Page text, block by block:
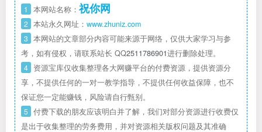
1 本网站名称： 祝你网
2 本站永久网址： www.zhuniz.com
3 本网站的文章部分内容可能来源于网络，仅供大家学习与参
考，如有侵权，请联系站长 QQ2511786901进行删除处理。
4 资源宝库仅收集整理各大网赚平台的付费资源，提供资源分
享，不提供任何的一对一教学指导，不提供任何收益保障，也不
保证您一定能赚钱，风险请自行甄别。
5 付费下载的朋友应该明白并了解，我们对部分资源进行收费仅
是出于收集整理的劳务费用，并对资源相关版权问题及其准确